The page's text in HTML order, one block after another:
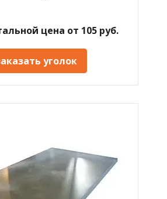
цена от 105 руб.
уголок